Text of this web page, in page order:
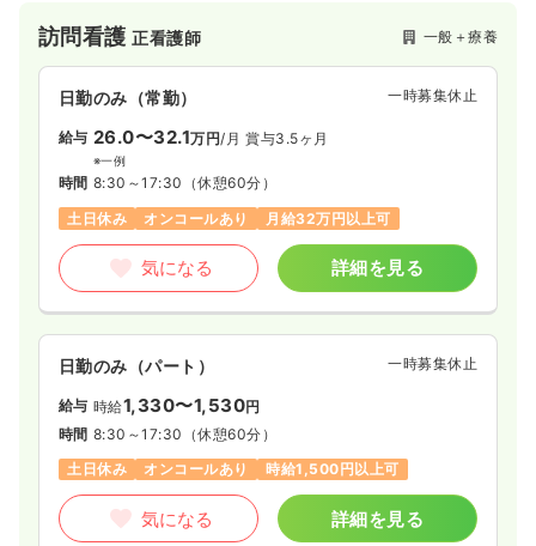
訪問看護正看護師 一般＋療養
日勤のみ（常勤） 一時募集休止
給与 26.0〜32.1万円/月 賞与3.5ヶ月
※一例
時間 8:30～17:30 （休憩60分）
土日休み
オンコールあり 月給32万円以上可
気になる 詳細を見る
日勤のみ（パート） 一時募集休止
給与 時給1,330〜1,530円
時間 8:30～17:30 （休憩60分）
土日休み
オンコールあり 時給1,500円以上可
気になる 詳細を見る